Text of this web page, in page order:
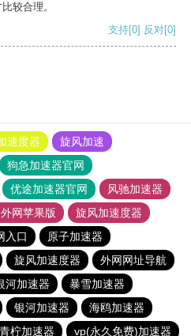
较合理。
支持[0] 反对[0]
速度器
旋风加速
狗急加速器官网
优途加速器官网
风驰加速器
网苹果版
旋风加速度器
入口
原子加速器
旋风加速度器
外网网址导航
河加速器
暴雪加速器
银河加速器
海鸥加速器
青柠加速器 vp(永久免费)加速器